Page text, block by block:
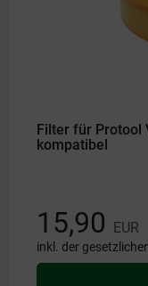
Filter für Protool
kompatibel
15,90 EUR
inkl. der